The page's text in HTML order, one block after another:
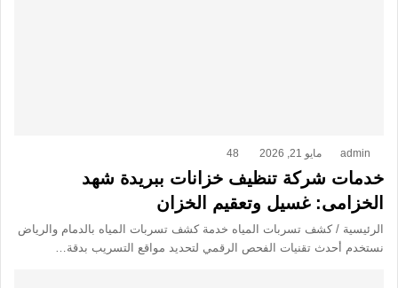
admin مايو 21, 2026 48
خدمات شركة تنظيف خزانات ببريدة شهد
الخزامى: غسيل وتعقيم الخزان
الرئيسية / كشف تسربات المياه خدمة كشف تسربات المياه بالدمام والرياض
نستخدم أحدث تقنيات الفحص الرقمي لتحديد مواقع التسريب بدقة…